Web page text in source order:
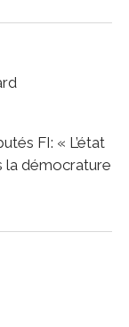
FI: « L’état
la démocrature